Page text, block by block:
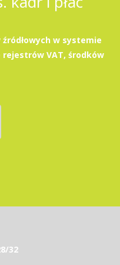
w systemie
rejestrów VAT, środków
32